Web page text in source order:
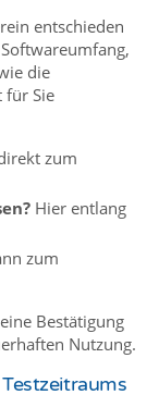
entschieden
die
für Sie
zum
Hier entlang
zum
Bestätigung
Nutzung.